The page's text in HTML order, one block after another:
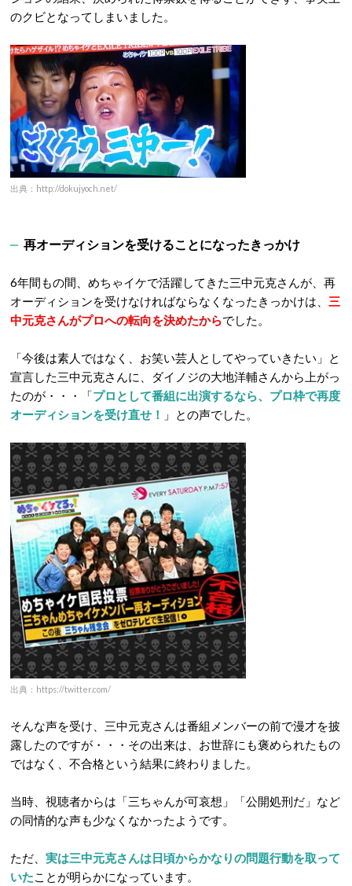
のクビとなってしまいました。
出典：http://dokujyoch.net/
再オーディションを受けることになったきっかけ
6年間もの間、めちゃイケで活躍してきた三中元克さんが、再
オーディションを受けなければならなくなったきっかけは、 三
中元克さんがプロへの転向を決めたからでした。
「今後は素人ではなく、お笑い芸人としてやっていきたい」と
宣言した三中元克さんに、ダイノジの大地洋輔さんから上がっ
たのが・・・「プロとして番組に出演するなら、プロ枠で再度
オーディションを受け直せ！
」との声でした。
出典：https://twitter.com/
そんな声を受け、三中元克さんは番組メンバーの前で漫才を披
露したのですが・・・その出来は、お世辞にも褒められたもの
ではなく、不合格という結果に終わりました。
当時、視聴者からは「三ちゃんが可哀想」「公開処刑だ」など
の同情的な声も少なくなかったようです。
ただ、 実は三中元克さんは日頃からかなりの問題行動を取って
いた ことが明らかになっています。